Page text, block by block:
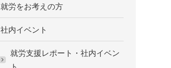
就労をお考えの方
社内イベント
就労支援レポート・社内イベン